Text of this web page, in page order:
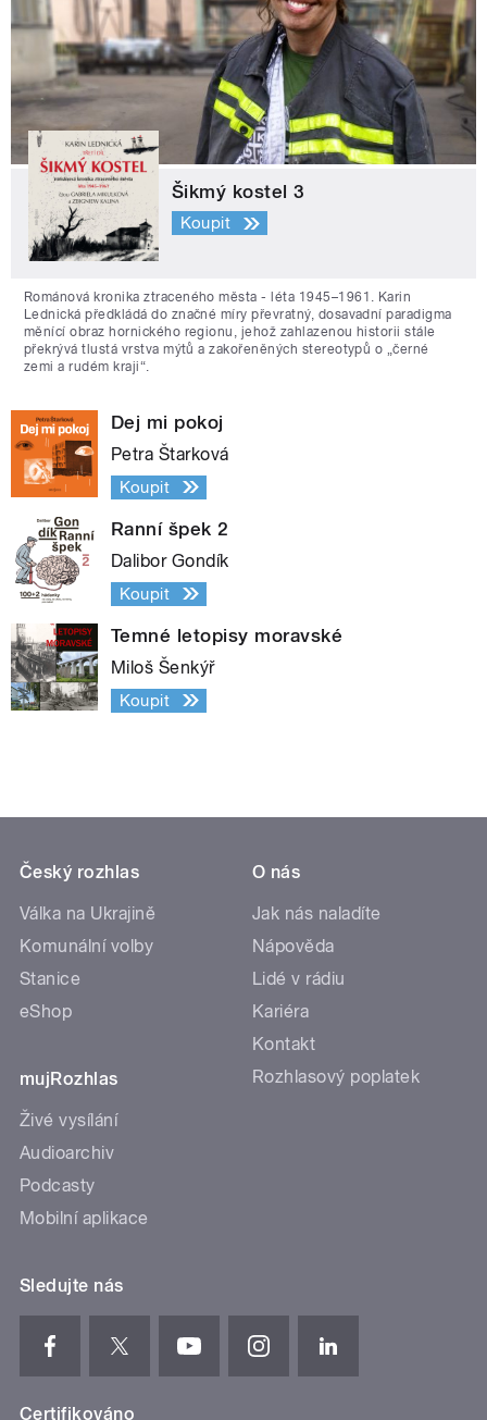
Šikmý kostel 3
Koupit
Románová kronika ztraceného města - léta 1945–1961. Karin
Lednická předkládá do značné míry převratný, dosavadní paradigma
měnící obraz hornického regionu, jehož zahlazenou historii stále
překrývá tlustá vrstva mýtů a zakořeněných stereotypů o „černé
zemi a rudém kraji“.
Dej mi pokoj
Petra Štarková
Koupit
Ranní špek 2
Dalibor Gondík
Koupit
Temné letopisy moravské
Miloš Šenkýř
Koupit
Český rozhlas
Válka na Ukrajině
Komunální volby
Stanice
eShop
mujRozhlas
Živé vysílání
Audioarchiv
Podcasty
Mobilní aplikace
O nás
Jak nás naladíte
Nápověda
Lidé v rádiu
Kariéra
Kontakt
Rozhlasový poplatek
Sledujte nás
Certifikováno